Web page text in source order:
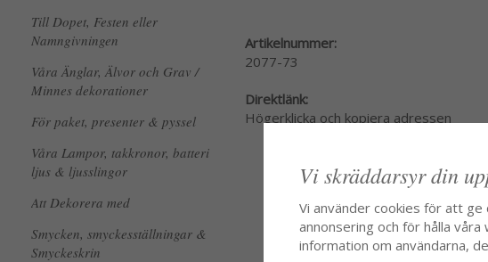
Till Dopet, Festen eller
Namngivningen
Våra Änglar, Älvor och Grav /
Minnes dekorationer
För paket, presenter & pyssel
Våra Lampor, takkronor, batteri
ljus & ljusslingor
Att Dekorera med
Smycken, smyckesställningar &
Smyckeskrin
Artikelnummer:
2077-73
Direktlänk:
Högerklicka och kopiera adressen
Vi skräddarsyr din
Vi använder cookies för att
annonsering och för hålla
information om användarna,